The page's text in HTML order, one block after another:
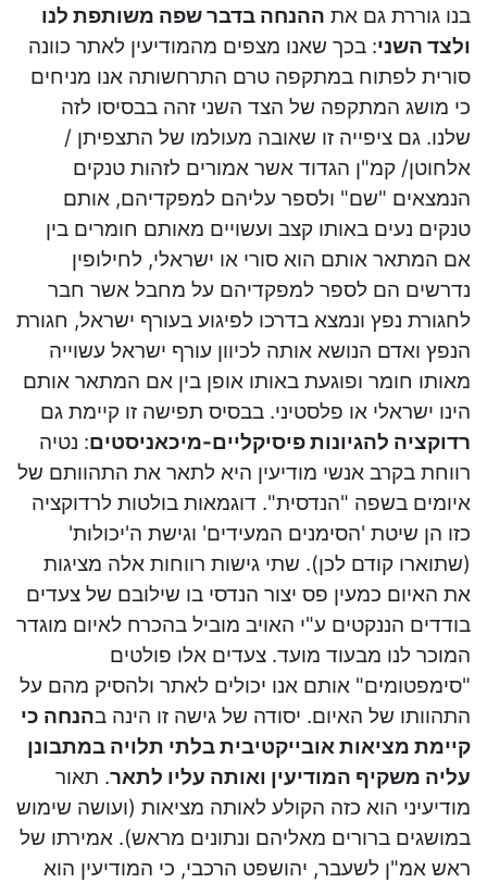
בנו גוררת גם את ההנחה בדבר שפה משותפת לנו
ולצד השני: בכך שאנו מצפים מהמודיעין לאתר כוונה
סורית לפתוח במתקפה טרם התרחשותה אנו מניחים
כי מושג המתקפה של הצד השני זהה בבסיסו לזה
שלנו. גם ציפייה זו שאובה מעולמו של התצפיתן /
אלחוטן/ קמ"ן הגדוד אשר אמורים לזהות טנקים
הנמצאים "שם" ולספר עליהם למפקדיהם, אותם
טנקים נעים באותו קצב ועשויים מאותם חומרים בין
אם המתאר אותם הוא סורי או ישראלי, לחילופין
נדרשים הם לספר למפקדיהם על מחבל אשר חבר
לחגורת נפץ ונמצא בדרכו לפיגוע בעורף ישראל, חגורת
הנפץ ואדם הנושא אותה לכיוון עורף ישראל עשוייה
מאותו חומר ופוגעת באותו אופן בין אם המתאר אותם
הינו ישראלי או פלסטיני. בבסיס תפישה זו קיימת גם
רדוקציה להגיונות פיסיקליים-מיכאניסטים: נטיה
רווחת בקרב אנשי מודיעין היא לתאר את התהוותם של
איומים בשפה "הנדסית". דוגמאות בולטות לרדוקציה
כזו הן שיטת 'הסימנים המעידים' וגישת ה'יכולות'
(שתוארו קודם לכן). שתי גישות רווחות אלה מציגות
את האיום כמעין פס יצור הנדסי בו שילובם של צעדים
בודדים הננקטים ע"י האויב מוביל בהכרח לאיום מוגדר
המוכר לנו מבעוד מועד. צעדים אלו פולטים
"סימפטומים" אותם אנו יכולים לאתר ולהסיק מהם על
התהוותו של האיום. יסודה של גישה זו הינה בהנחה כי
קיימת מציאות אובייקטיבית בלתי תלויה במתבונן
עליה משקיף המודיעין ואותה עליו לתאר. תאור
מודיעיני הוא כזה הקולע לאותה מציאות (ועושה שימוש
במושגים ברורים מאליהם ונתונים מראש). אמירתו של
ראש אמ"ן לשעבר, יהושפט הרכבי, כי המודיעין הוא